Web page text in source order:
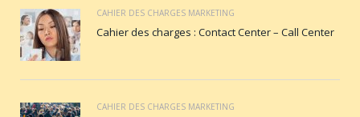
CAHIER DES CHARGES MARKETING
Cahier des charges : Contact Center – Call Center
CAHIER DES CHARGES MARKETING